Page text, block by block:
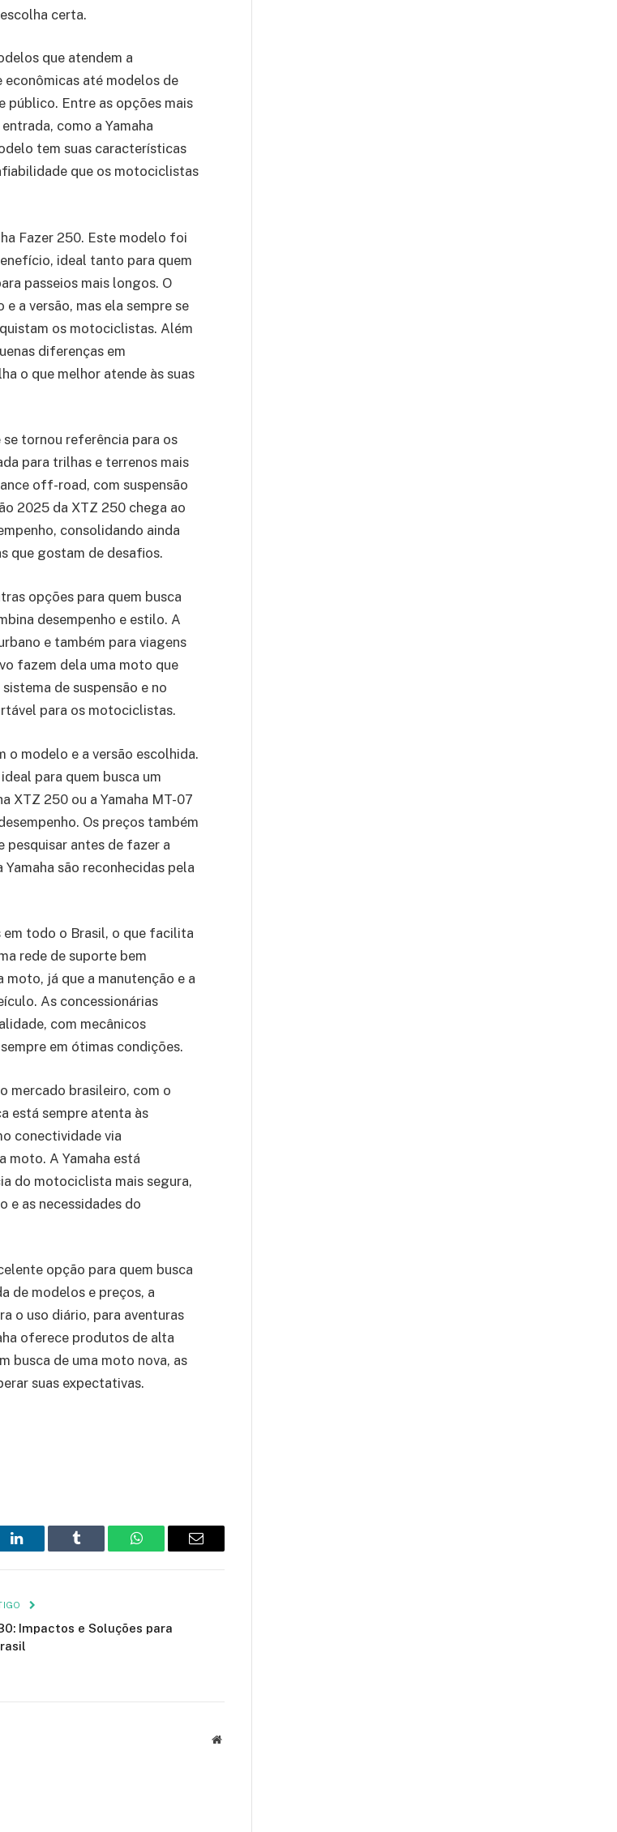
certa.
que atendem a
até modelos de
público. Entre as opções mais
como a Yamaha
tem suas características
que os motociclistas
Fazer 250. Este modelo foi
ideal tanto para quem
passeios mais longos. O
a versão, mas ela sempre se
os motociclistas. Além
diferenças em
o que melhor atende às suas
tornou referência para os
para trilhas e terrenos mais
off-road, com suspensão
2025 da XTZ 250 chega ao
consolidando ainda
que gostam de desafios.
opções para quem busca
desempenho e estilo. A
e também para viagens
fazem dela uma moto que
de suspensão e no
para os motociclistas.
o modelo e a versão escolhida.
para quem busca um
XTZ 250 ou a Yamaha MT-07
Os preços também
pesquisar antes de fazer a
são reconhecidas pela
em todo o Brasil, o que facilita
rede de suporte bem
já que a manutenção e a
As concessionárias
com mecânicos
em ótimas condições.
mercado brasileiro, com o
está sempre atenta às
conectividade via
moto. A Yamaha está
do motociclista mais segura,
e as necessidades do
opção para quem busca
de modelos e preços, a
o uso diário, para aventuras
oferece produtos de alta
busca de uma moto nova, as
suas expectativas.
LinkedIn Tumblr WhatsAppEmail
Impactos e Soluções para
Website